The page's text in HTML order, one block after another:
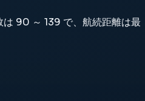
90 ～ 139 で、航続距離は最